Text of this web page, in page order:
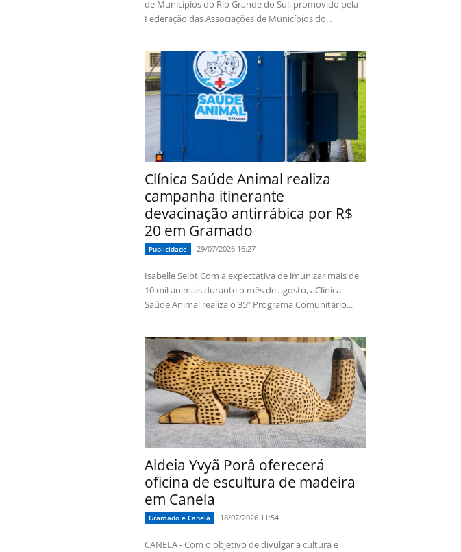
de Municípios do Rio Grande do Sul, promovido pela
Federação das Associações de Municípios do...
Clínica Saúde Animal realiza
campanha itinerante
devacinação antirrábica por R$
20 em Gramado
Publicidade 29/07/2026 16:27
Isabelle Seibt Com a expectativa de imunizar mais de
10 mil animais durante o mês de agosto, aClínica
Saúde Animal realiza o 35º Programa Comunitário...
Aldeia Yvyã Porâ oferecerá
oficina de escultura de madeira
em Canela
Gramado e Canela 18/07/2026 11:54
CANELA - Com o objetivo de divulgar a cultura e